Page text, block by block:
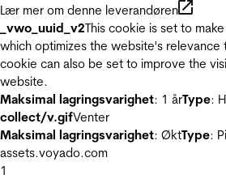
Lær mer om denne leverandøren
_vwo_uuid_v2This cookie is set to
which optimizes the website's relevance
cookie can also be set to improve the
website.
Maksimal lagringsvarighet: 1 årType:
collect/v.gifVenter
Maksimal lagringsvarighet: ØktType:
assets.voyado.com
1